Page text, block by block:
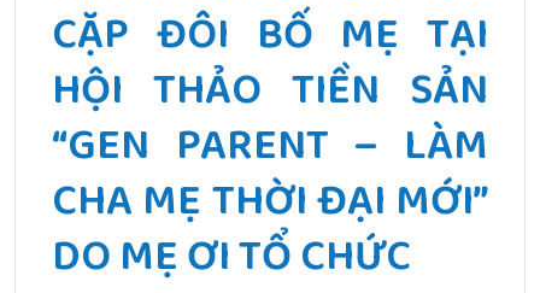
CẶP ĐÔI BỐ MẸ TẠI
HỘI THẢO TIỀN SẢN
“GEN PARENT – LÀM
CHA MẸ THỜI ĐẠI MỚI”
DO MẸ ƠI TỔ CHỨC